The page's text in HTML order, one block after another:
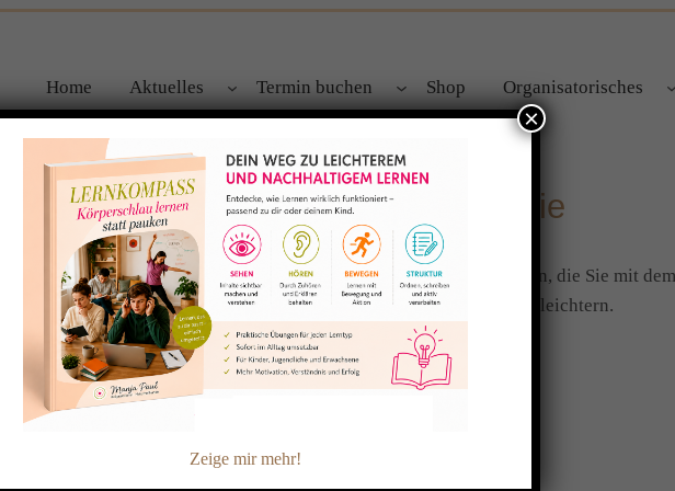
Home Aktuelles Termin buchen Shop Organisatorisches
zur pädagogischen Kinesiologie
möchte ich Ihnen heute zwei sehr informative Bücher empfehlen, die Sie mit
ersteÜbungenenthalten, die Ihrem Kind helfen das Lernen zu erleichtern.
Zeige mir mehr!
×